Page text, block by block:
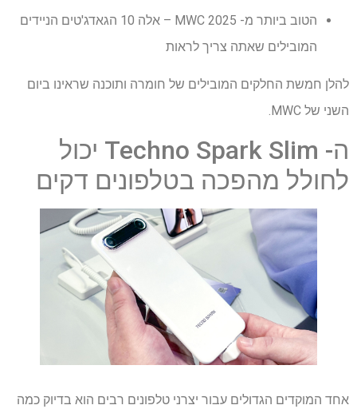
הטוב ביותר מ- MWC 2025 – אלה 10 הגאדג'טים הניידים
המובילים שאתה צריך לראות
להלן חמשת החלקים המובילים של חומרה ותוכנה שראינו ביום
השני של MWC.
ה- Techno Spark Slim יכול
לחולל מהפכה בטלפונים דקים
אחד המוקדים הגדולים עבור יצרני טלפונים רבים הוא בדיוק כמה